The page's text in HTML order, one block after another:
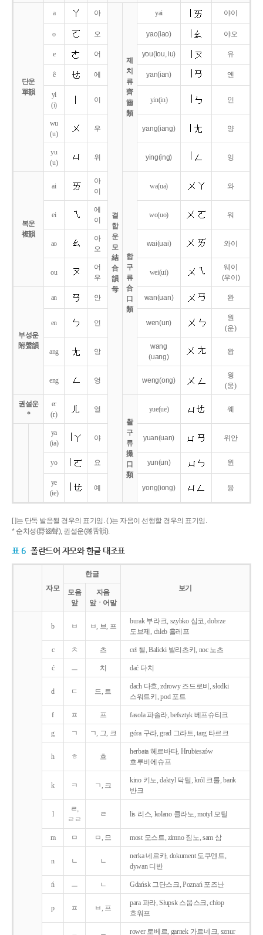
단운
單韻
a 아
결
합
운
모
結
合
韻
母
제
치
류
齊
齒
類
yai 야이
o 오 yao(iao) 야오
e 어 you(iou,iu) 유
ê 에 yan(ian) 옌
yi
(i)
이 yin(in) 인
wu
(u)
우 yang(iang) 양
yu
(u)
위 ying(ing) 잉
복운
複韻
ai
아
이
합
구
류
合
口
類
wa(ua) 와
ei
에
이
wo(uo) 워
ao
아
오
wai(uai) 와이
ou
어
우
wei(ui)
웨이
(우이)
부성운
附聲韻
an 안 wan(uan) 완
en 언 wen(un)
원
(운)
ang 앙
wang
(uang)
왕
eng 엉 weng(ong)
웡
(웅)
권설운
*
er
(r)
얼
촬
구
류
撮
口
類
yue(ue) 웨
ya
(ia)
야 yuan(uan) 위안
yo 요 yun(un) 윈
ye
(ie)
예 yong(iong) 융
[ ]는 단독 발음될 경우의 표기임. ( )는 자음이 선행할 경우의 표기임.
* 순치성(脣齒聲), 권설운(捲舌韻).
표 6 폴란드어 자모와 한글 대조표
자모
한글
보기
모음
앞
자음
앞ㆍ어말
b ㅂ ㅂ, 브, 프
burak 부라크, szybko 십코, dobrze
도브제, chleb 흘레프
c ㅊ 츠 cel 첼, Balicki 발리츠키, noc 노츠
ć ㅡ 치 dać 다치
d ㄷ 드, 트
dach 다흐, zdrowy 즈드로비, słodki
스워트키, pod 포트
f ㅍ 프 fasola 파솔라, befsztyk 베프슈티크
g ㄱ ㄱ, 그, 크 góra 구라, grad 그라트, targ 타르크
h ㅎ 흐
herbata 헤르바타, Hrubieszów
흐루비에슈프
k ㅋ ㄱ, 크
kino 키노, daktyl 닥틸, król 크룰, bank
반크
l
ㄹ,
ㄹㄹ
ㄹ lis 리스, kolano 콜라노, motyl 모틸
m ㅁ ㅁ, 므 most 모스트, zimno 짐노, sam 삼
n ㄴ ㄴ
nerka 네르카, dokument 도쿠멘트,
dywan 디반
ń ㅡ ㄴ Gdańsk 그단스크, Poznań 포즈난
p ㅍ ㅂ, 프
para 파라, Słupsk 스웁스크, chłop
흐워프
rower 로베르, garnek 가르네크, sznur